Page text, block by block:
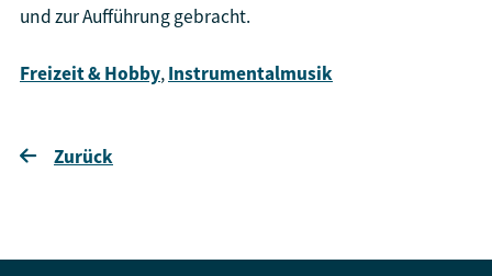
und zur Aufführung gebracht.
Freizeit & Hobby,Instrumentalmusik
Zurück